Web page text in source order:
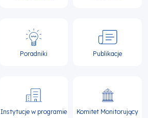
Poradniki Publikacje
Instytucje w programie Komitet Monitorujący